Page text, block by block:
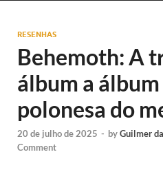
RESENHAS
Behemoth: A
álbum a
polonesa do
20 de julho de 2025 - byGuilmer
Comment